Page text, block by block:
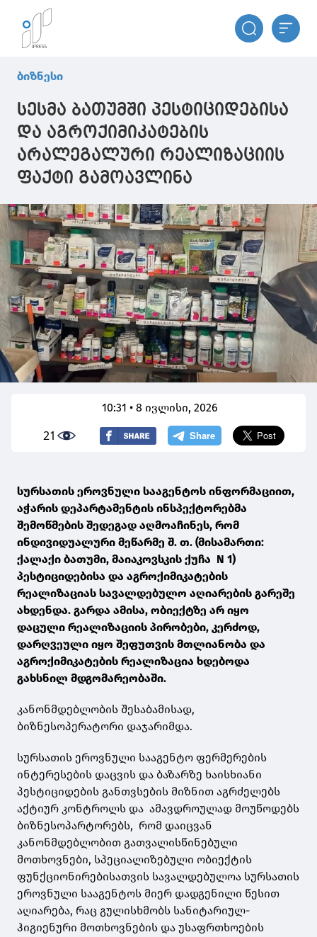
ბიზნესი
სესმა ბათუმში პესტიციდებისა
და აგროქიმიკატების
არალეგალური რეალიზაციის
ფაქტი გამოავლინა
10:31 • 8 ივლისი, 2026
21
სურსათის ეროვნული სააგენტოს ინფორმაციით,
აჭარის დეპარტამენტის ინსპექტორებმა
შემოწმების შედეგად აღმოაჩინეს, რომ
ინდივიდუალური მეწარმე შ. თ. (მისამართი:
ქალაქი ბათუმი, მაიაკოვსკის ქუჩა N 1)
პესტიციდებისა და აგროქიმიკატების
რეალიზაციას სავალდებულო აღიარების გარეშე
ახდენდა. გარდა ამისა, ობიექტზე არ იყო
დაცული რეალიზაციის პირობები, კერძოდ,
დარღვეული იყო შეფუთვის მთლიანობა და
აგროქიმიკატების რეალიზაცია ხდებოდა
გახსნილ მდგომარეობაში.
კანონმდებლობის შესაბამისად,
ბიზნესოპერატორი დაჯარიმდა.
სურსათის ეროვნული სააგენტო ფერმერების
ინტერესების დაცვის და ბაზარზე ხაისხიანი
პესტიციდების განთვსების მიზნით აგრძელებს
აქტიურ კონტროლს და ამავდროულად მოუწოდებს
ბიზნესოპარტორებს, რომ დაიცვან
კანონმდებლობით გათვალისწინებული
მოთხოვნები, სპეციალიზებული ობიექტის
ფუნქციონირებისათვის სავალდებულოა სურსათის
ეროვნული სააგენტოს მიერ დადგენილი წესით
აღიარება, რაც გულისხმობს სანიტარიულ-
ჰიგიენური მოთხოვნების და უსაფრთხოების